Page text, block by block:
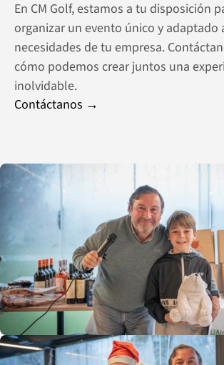
En CM Golf, estamos a tu disposición
organizar un evento único y adaptado
necesidades de tu empresa.
cómo podemos crear juntos una
inolvidable.
Contáctanos →